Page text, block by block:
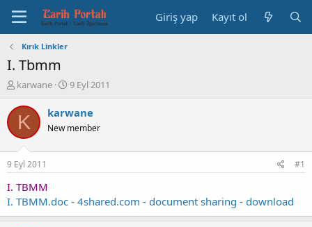
Giriş yap Kayıt ol
Kırık Linkler
I. Tbmm
K
n
b
u
u
b
a
ş
karwane
B
ş
a
9 Eyl 2011
K karwane
New member
9 Eyl 2011 #1
I. TBMM
I. TBMM.doc - 4shared.com - document sharing - download